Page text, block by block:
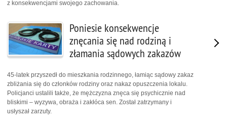
z konsekwencjami swojego zachowania.
Poniesie konsekwencje
znęcania się nad rodziną i
złamania sądowych zakazów
45-latek przyszedł do mieszkania rodzinnego, łamiąc sądowy zakaz
zbliżania się do członków rodziny oraz nakaz opuszczenia lokalu.
Policjanci ustalili także, że mężczyzna znęca się psychicznie nad
bliskimi – wyzywa, obraża i zakłóca sen. Został zatrzymany i
usłyszał zarzuty.